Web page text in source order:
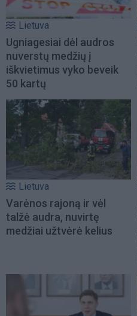
Lietuva
Ugniagesiai dėl audros
nuverstų medžių į
iškvietimus vyko beveik
50 kartų
Lietuva
Varėnos rajoną ir vėl
talžė audra, nuvirtę
medžiai užtvėrė kelius